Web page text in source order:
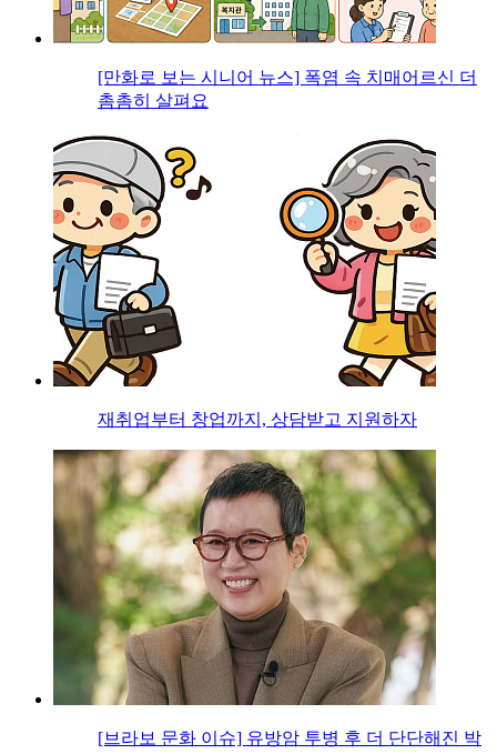
[만화로 보는 시니어 뉴스] 폭염 속 치매어르신 더
촘촘히 살펴요
재취업부터 창업까지, 상담받고 지원하자
[브라보 문화 이슈] 유방암 투병 후 더 단단해진 박